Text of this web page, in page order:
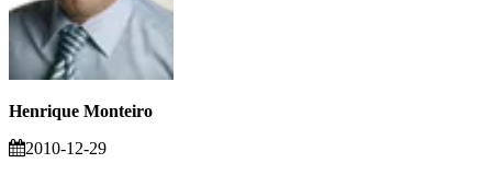
Henrique Monteiro
2010-12-29